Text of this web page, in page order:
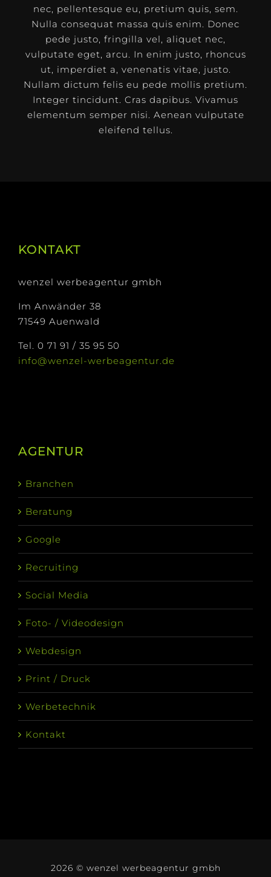
nec, pellentesque eu, pretium quis, sem.
Nulla consequat massa quis enim. Donec
pede justo, fringilla vel, aliquet nec,
vulputate eget, arcu. In enim justo, rhoncus
ut, imperdiet a, venenatis vitae, justo.
Nullam dictum felis eu pede mollis pretium.
Integer tincidunt. Cras dapibus. Vivamus
elementum semper nisi. Aenean vulputate
eleifend tellus.
KONTAKT
wenzel werbeagentur gmbh
Im Anwänder 38
71549 Auenwald
Tel. 0 71 91 / 35 95 50
info@wenzel-werbeagentur.de
AGENTUR
Branchen
Beratung
Google
Recruiting
Social Media
Foto- / Videodesign
Webdesign
Print / Druck
Werbetechnik
Kontakt
2026 © wenzel werbeagentur gmbh